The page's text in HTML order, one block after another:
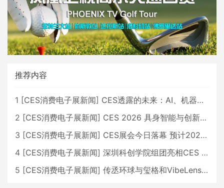
推荐内容
1 [CES消费电子展新闻] CES透露的未来：AI、机器人与智能生活大爆发
2 [CES消费电子展新闻] CES 2026 具身智能与创新领域 中国公司大放异彩
3 [CES消费电子展新闻] CES展会今日落幕 预计2026行业收入将超五千亿美元
4 [CES消费电子展新闻] 深圳科创学院组团亮相CES 广受好评
5 [CES消费电子展新闻] 传丞环球与玺格和VibeLens共同推出全新耳机